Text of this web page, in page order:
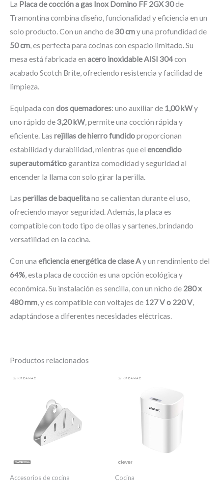
La Placa de cocción a gas Inox Domino FF 2GX 30de
Tramontina combina diseño, funcionalidad y eficiencia en un
solo producto. Con un ancho de30 cmy una profundidad de
50 cm, es perfecta para cocinas con espacio limitado. Su
mesa está fabricada en acero inoxidable AISI 304con
acabado Scotch Brite, ofreciendo resistencia y facilidad de
limpieza.
Equipada con dos quemadores: uno auxiliar de 1,00 kWy
uno rápido de3,20 kW, permite una cocción rápida y
eficiente. Las rejillas de hierro fundidoproporcionan
estabilidad y durabilidad, mientras que el encendido
superautomáticogarantiza comodidad y seguridad al
encender la llama con solo girar la perilla.
Las perillas de baquelitano se calientan durante el uso,
ofreciendo mayor seguridad. Además, la placa es
compatible con todo tipo de ollas y sartenes, brindando
versatilidad en la cocina.
Con una eficiencia energética de clase Ay un rendimiento del
64%, esta placa de cocción es una opción ecológica y
económica. Su instalación es sencilla, con un nicho de 280 x
480 mm, y es compatible con voltajes de 127 V o 220 V,
adaptándose a diferentes necesidades eléctricas.
Productos relacionados
Accesorios de cocina Cocina